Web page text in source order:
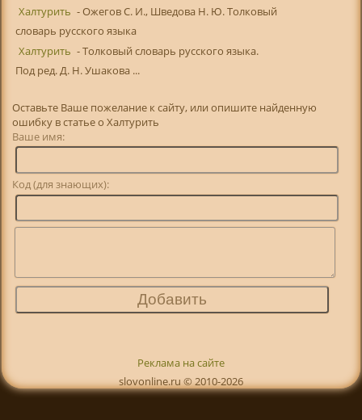
Халтурить - Ожегов С. И., Шведова Н. Ю. Толковый
словарь русского языка
Халтурить - Толковый словарь русского языка.
Под ред. Д. Н. Ушакова ...
Оставьте Ваше пожелание к сайту, или опишите найденную
ошибку в статье о Халтурить
Ваше имя:
Код (для знающих):
Реклама на сайте
slovonline.ru © 2010-2026